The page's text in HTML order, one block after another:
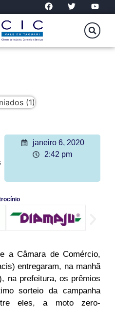
janeiro 6, 2020
2:42 pm
a Câmara de Comércio,
entregaram, na manhã
na prefeitura, os prêmios
sorteio da campanha
eles, a moto zero-